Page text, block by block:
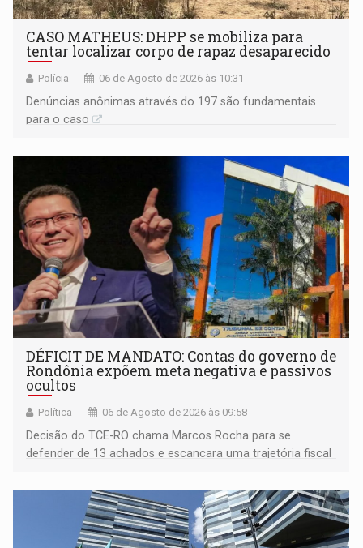
CASO MATHEUS: DHPP se mobiliza para
tentar localizar corpo de rapaz desaparecido
Polícia 06 de Agosto de 2026 às 10:31
Denúncias anônimas através do 197 são fundamentais
para o caso
DÉFICIT DE MANDATO: Contas do governo de
Rondônia expõem meta negativa e passivos
ocultos
Política 06 de Agosto de 2026 às 09:58
Decisão do TCE-RO chama Marcos Rocha para se
defender de 13 achados e escancara uma trajetória fiscal
mandato